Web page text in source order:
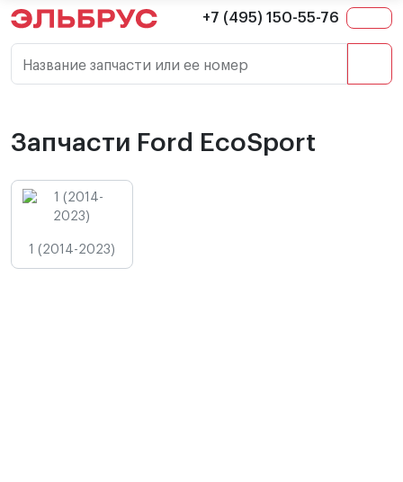
+7 (495) 150-55-76
Название запчасти или ее номер
Запчасти Ford EcoSport
1 (2014-2023)